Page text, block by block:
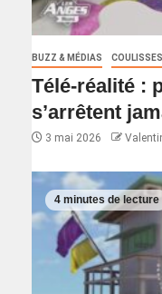
BUZZ & MÉDIAS COULISSES
Télé-réalité :
s’arrêtent
3 mai 2026
4 minutes de lecture